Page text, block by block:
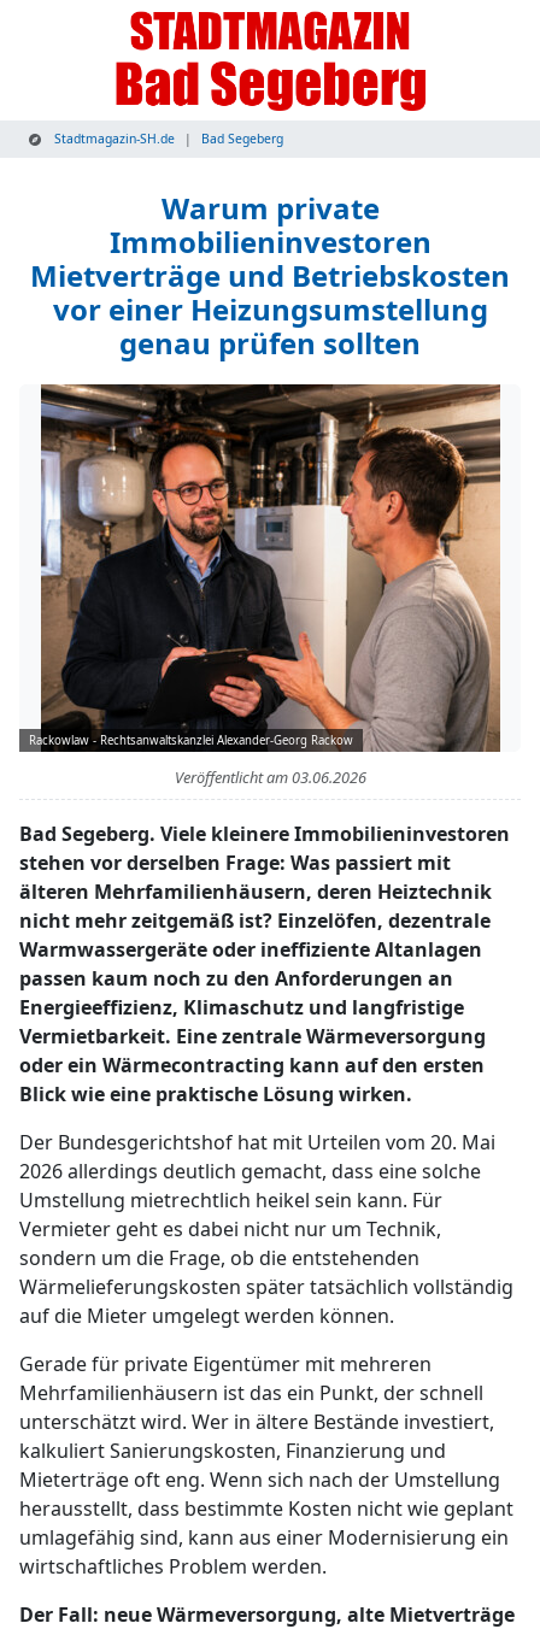
Stadtmagazin-SH.de Bad Segeberg
Warum private
Immobilieninvestoren
Mietverträge und Betriebskosten
vor einer Heizungsumstellung
genau prüfen sollten
Rackowlaw - Rechtsanwaltskanzlei Alexander-Georg Rackow
Veröffentlicht am03.06.2026
Bad Segeberg. Viele kleinere Immobilieninvestoren
stehen vor derselben Frage: Was passiert mit
älteren Mehrfamilienhäusern, deren Heiztechnik
nicht mehr zeitgemäß ist? Einzelöfen, dezentrale
Warmwassergeräte oder ineffiziente Altanlagen
passen kaum noch zu den Anforderungen an
Energieeffizienz, Klimaschutz und langfristige
Vermietbarkeit. Eine zentrale Wärmeversorgung
oder ein Wärmecontracting kann auf den ersten
Blick wie eine praktische Lösung wirken.
Der Bundesgerichtshof hat mit Urteilen vom 20. Mai
2026 allerdings deutlich gemacht, dass eine solche
Umstellung mietrechtlich heikel sein kann. Für
Vermieter geht es dabei nicht nur um Technik,
sondern um die Frage, ob die entstehenden
Wärmelieferungskosten später tatsächlich vollständig
auf die Mieter umgelegt werden können.
Gerade für private Eigentümer mit mehreren
Mehrfamilienhäusern ist das ein Punkt, der schnell
unterschätzt wird. Wer in ältere Bestände investiert,
kalkuliert Sanierungskosten, Finanzierung und
Mieterträge oft eng. Wenn sich nach der Umstellung
herausstellt, dass bestimmte Kosten nicht wie geplant
umlagefähig sind, kann aus einer Modernisierung ein
wirtschaftliches Problem werden.
Der Fall: neue Wärmeversorgung, alte Mietverträge